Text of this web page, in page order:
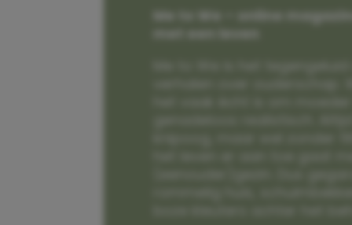
Me to We – online
met een leven